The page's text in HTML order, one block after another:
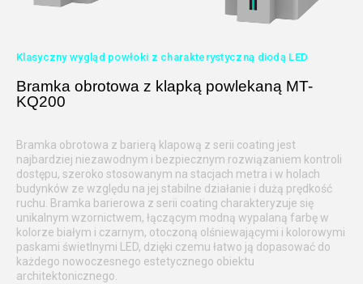
Klasyczny wygląd powłoki z charakterystyczną diodą LED
Bramka obrotowa z klapką powlekaną MT-
KQ200
Bramka obrotowa z barierą klapową z serii coating jest
najbardziej niezawodnym i bezpiecznym rozwiązaniem kontroli
dostępu, szeroko stosowanym na stacjach metra i w holach
budynków ze względu na jej stabilne działanie i dużą prędkość
ruchu. Bramka barierowa z serii coating charakteryzuje się
unikalnym wzornictwem, łączącym modną wypalaną farbę w
kolorze białym i czarnym, otoczoną olśniewającymi i kolorowymi
paskami świetlnymi LED, dzięki czemu łatwo ją dopasować do
każdego nowoczesnego estetycznego obiektu
architektonicznego.